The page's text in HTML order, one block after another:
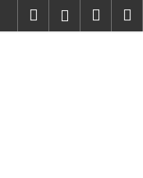
Hledat